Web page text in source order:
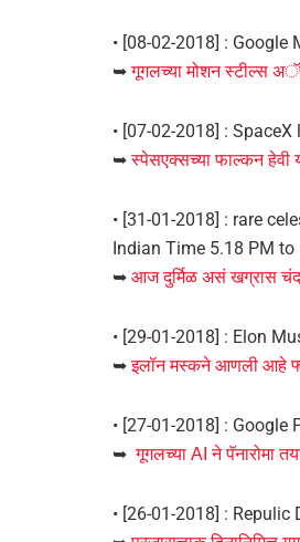
• [08-02-2018] :
➥गूगलच्या मोशन स्टील्स
• [07-02-2018] :
➥स्पेसएक्सच्या फाल्कन हेवी
• [31-01-2018] : rare
Indian Time 5.18 PM to
➥ आज दुर्मिळ असं खग्रास
• [29-01-2018] : Elon
➥इलॉन मस्कने आणली आहे
• [27-01-2018] : Google
➥गूगलच्या AI ने पॅनारोमा
• [26-01-2018] :